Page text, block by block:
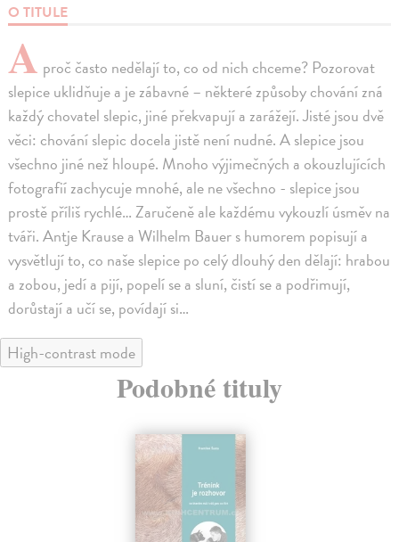
O TITULE
A proč často nedělají to, co od nich chceme? Pozorovat
slepice uklidňuje a je zábavné – některé způsoby chování zná
každý chovatel slepic, jiné překvapují a zarážejí. Jisté jsou dvě
věci: chování slepic docela jistě není nudné. A slepice jsou
všechno jiné než hloupé. Mnoho výjimečných a okouzlujících
fotografií zachycuje mnohé, ale ne všechno - slepice jsou
prostě příliš rychlé… Zaručeně ale každému vykouzlí úsměv na
tváři. Antje Krause a Wilhelm Bauer s humorem popisují a
vysvětlují to, co naše slepice po celý dlouhý den dělají: hrabou
a zobou, jedí a pijí, popelí se a sluní, čistí se a podřimují,
dorůstají a učí se, povídají si…
High-contrast mode
Podobné tituly